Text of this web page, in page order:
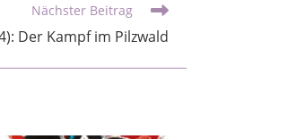
Nächster Beitrag
Der Kampf im Pilzwald